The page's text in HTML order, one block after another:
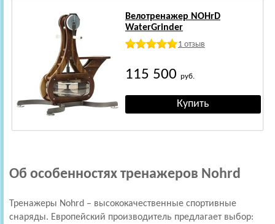
Велотренажер NOHrD
WaterGrinder
1 отзыв
115 500 руб.
Об особенностях тренажеров Nohrd
Тренажеры Nohrd – высококачественные спортивные
снаряды. Европейский производитель предлагает выбор: